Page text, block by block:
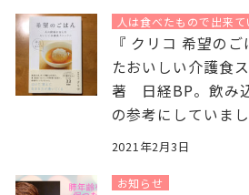
人は食べたもので出来て
『 クリコ 希望の
たおいしい介護食
著 日経BP。飲み
の参考にしていまし
2021年2月3日
お知らせ